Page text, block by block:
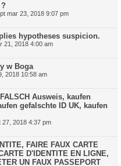
pt mar 23, 2018 9:07 pm
hypotheses suspicion.
21, 2018 4:00 am
w Boga
2018 10:58 am
Ausweis, kaufen
gefalschte ID UK, kaufen
27, 2018 4:37 pm
FAIRE FAUX CARTE
D'IDENTITE EN LIGNE,
UN FAUX PASSEPORT